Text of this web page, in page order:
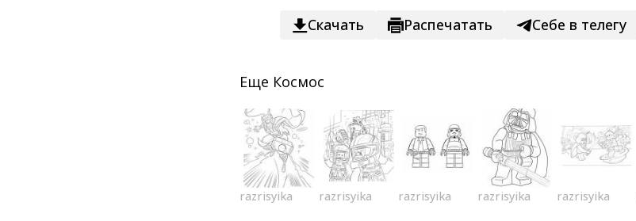
Скачать Распечатать Себе в телегу
Еще Космос
razrisyika razrisyika razrisyika razrisyika razrisyika